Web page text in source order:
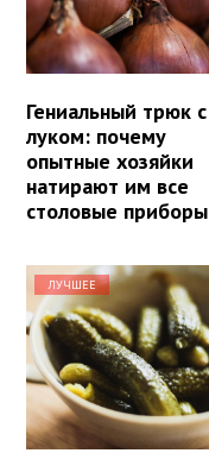
Гениальный трюк с
луком: почему
опытные хозяйки
натирают им все
столовые приборы
ЛУЧШЕЕ